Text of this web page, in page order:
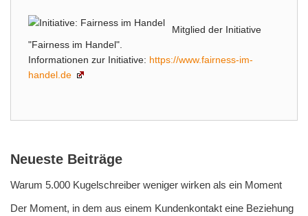
Mitglied der Initiative
"Fairness im Handel".
Informationen zur Initiative: https://www.fairness-im-
handel.de
Neueste Beiträge
Warum 5.000 Kugelschreiber weniger wirken als ein Moment
Der Moment, in dem aus einem Kundenkontakt eine Beziehung